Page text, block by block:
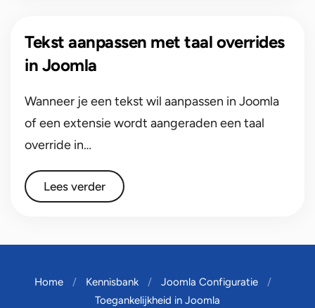
Tekst aanpassen met taal overrides
in Joomla
Wanneer je een tekst wil aanpassen in Joomla
of een extensie wordt aangeraden een taal
override in…
Lees verder
Home Kennisbank
Joomla Configuratie
Toegankelijkheid in Joomla